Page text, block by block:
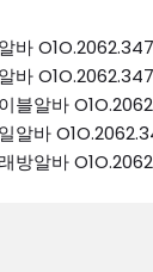
바
바
블알바
알바
방알바